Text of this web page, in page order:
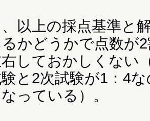
以上の採点基準と
かどうかで点数が
しておかしくない
と2次試験が1：4
っている）。